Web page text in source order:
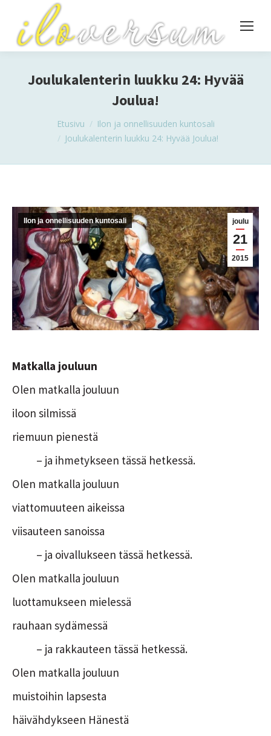
Joulukalenterin luukku 24: Hyvää
Joulua!
You are here:
Etusivu
Ilon ja onnellisuuden kuntosali
Joulukalenterin luukku 24: Hyvää Joulua!
joulu
21
2015
Ilon ja onnellisuuden kuntosali
Matkalla jouluun
Olen matkalla jouluun
iloon silmissä
riemuun pienestä
– ja ihmetykseen tässä hetkessä.
Olen matkalla jouluun
viattomuuteen aikeissa
viisauteen sanoissa
– ja oivallukseen tässä hetkessä.
Olen matkalla jouluun
luottamukseen mielessä
rauhaan sydämessä
– ja rakkauteen tässä hetkessä.
Olen matkalla jouluun
muistoihin lapsesta
häivähdykseen Hänestä